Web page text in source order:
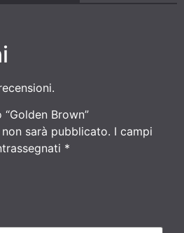
Brown”
sarà pubblicato. I campi
*